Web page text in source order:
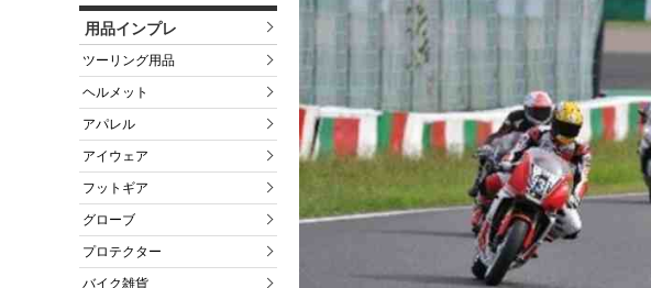
用品インプレ
ツーリング用品
ヘルメット
アパレル
アイウェア
フットギア
グローブ
プロテクター
バイク雑貨